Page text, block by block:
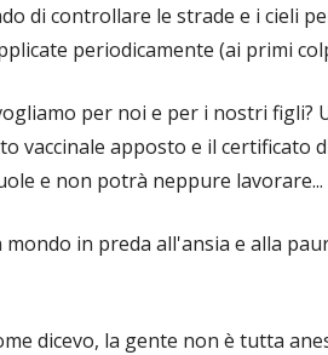
di controllare le strade e i cieli
periodicamente (ai primi
per noi e per i nostri figli?
vaccinale apposto e il certificato
e non potrà neppure lavorare...
mondo in preda all'ansia e alla
dicevo, la gente non è tutta